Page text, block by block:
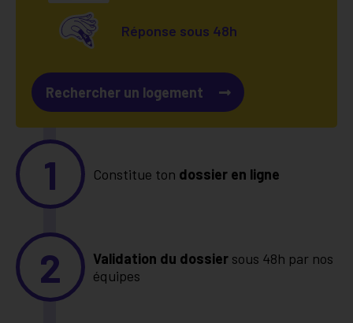
Réponse sous 48h
Rechercher un logement
1 Constitue ton dossier en ligne
2 Validation du dossier sous 48h par nos
équipes